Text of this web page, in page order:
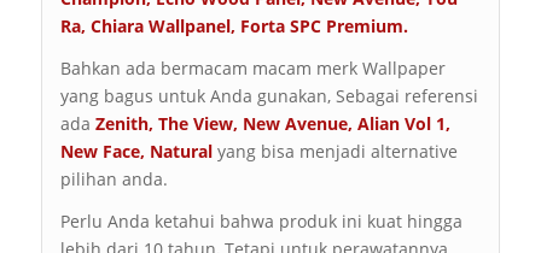
Ra, Chiara Wallpanel, Forta SPC Premium.
Bahkan ada bermacam macam merk Wallpaper
yang bagus untuk Anda gunakan, Sebagai referensi
ada Zenith, The View, New Avenue, Alian Vol 1,
New Face, Natural yang bisa menjadi alternative
pilihan anda.
Perlu Anda ketahui bahwa produk ini kuat hingga